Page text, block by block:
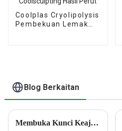
Coolplas Cryolipolysis
Pembekuan Lemak
Blog Berkaitan
Membuka Kunci Keajaiban HIFU: Panduan Terunggul Anda untuk Ultrasound Berfokus Intensiti Tinggi